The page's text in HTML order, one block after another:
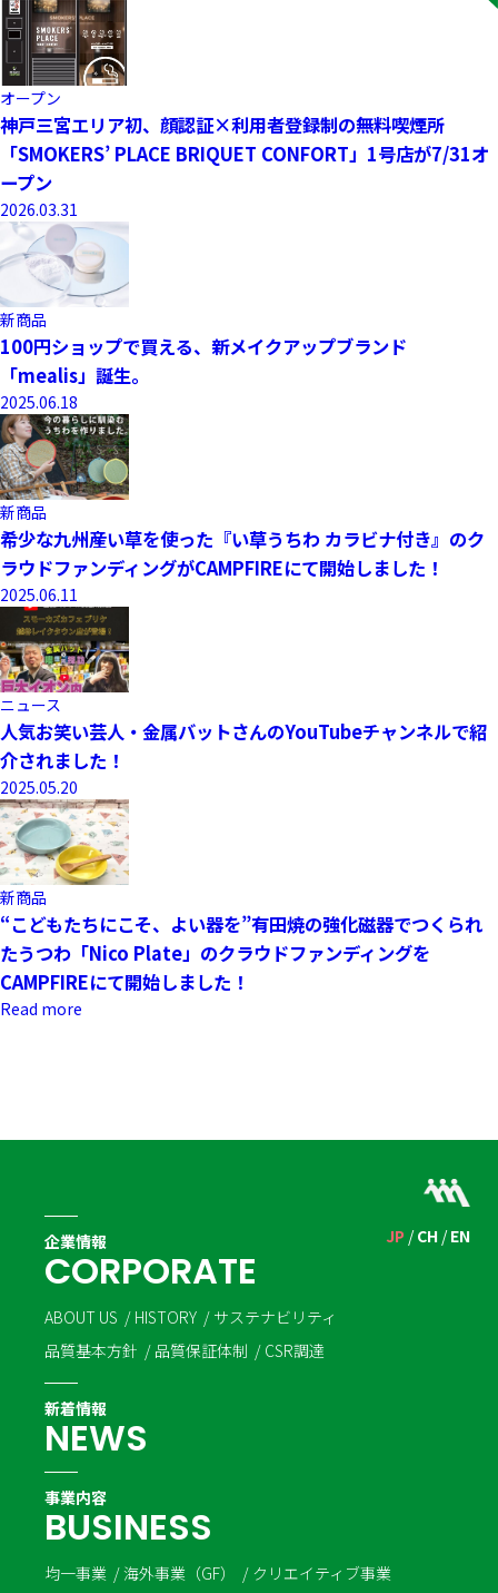
オープン
神戸三宮エリア初、顔認証×利用者登録制の無料喫煙所
「SMOKERS’ PLACE BRIQUET CONFORT」1号店が7/31オ
ープン
2026.03.31
新商品
100円ショップで買える、新メイクアップブランド
「mealis」誕生。
2025.06.18
新商品
希少な九州産い草を使った『い草うちわ カラビナ付き』のク
ラウドファンディングがCAMPFIREにて開始しました！
2025.06.11
ニュース
人気お笑い芸人・金属バットさんのYouTubeチャンネルで紹
介されました！
2025.05.20
新商品
“こどもたちにこそ、よい器を”有田焼の強化磁器でつくられ
たうつわ「Nico Plate」のクラウドファンディングを
CAMPFIREにて開始しました！
Read more
JP CH EN
企業情報
CORPORATE
ABOUT US HISTORY
サステナビリティ
品質基本方針
品質保証体制 CSR調達
新着情報
NEWS
事業内容
BUSINESS
均一事業 海外事業（GF）
クリエイティブ事業